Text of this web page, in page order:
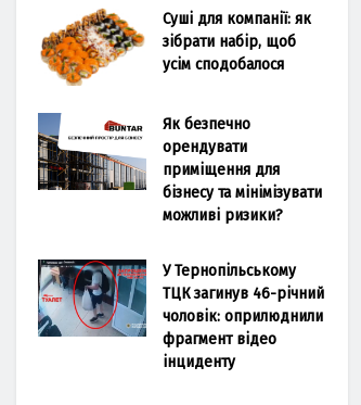
Суші для компанії: як
зібрати набір, щоб
усім сподобалося
Як безпечно
орендувати
приміщення для
бізнесу та мінімізувати
можливі ризики?
У Тернопільському
ТЦК загинув 46-річний
чоловік: оприлюднили
фрагмент відео
інциденту